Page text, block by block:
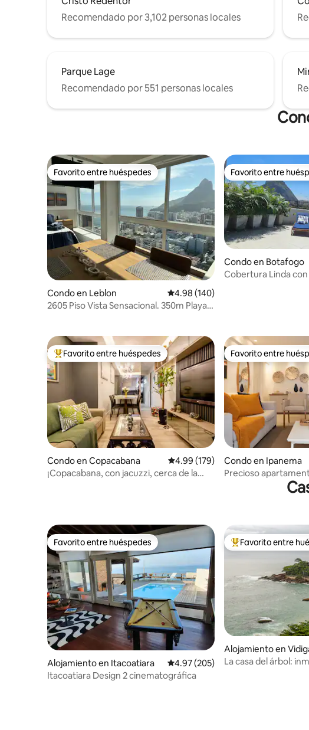
Recomendado por 3,102 personas locales
Parque Lage
Recomendado por 551 personas locales
Favorito entre huéspedes
Favorito entre huéspedes
Condo en Leblon Calificación promedio: 4.98 de 5,
4.98 (140)
2605 Piso Vista Sensacional. 350m Playa
Favorito entre
Favorito entre
Condo en Botafogo
Cobertura Linda con
Favorito entre huéspedes preferido
Favorito entre huéspedes
Condo en Copacabana Calificación promedio: 4.99 de 5,
4.99 (179)
¡Copacabana, con jacuzzi, cerca de la
Favorito entre
Favorito entre
Condo en Ipanema
Precioso
en Ipanema de 75
Favorito entre huéspedes
Favorito entre huéspedes
Alojamiento en Itacoatiara Calificación promedio: 4.97 de 5,
4.97 (205)
Itacoatiara Design 2 cinematográfica
Favorito entre
Favorito entre
Alojamiento en
La casa del árbol: